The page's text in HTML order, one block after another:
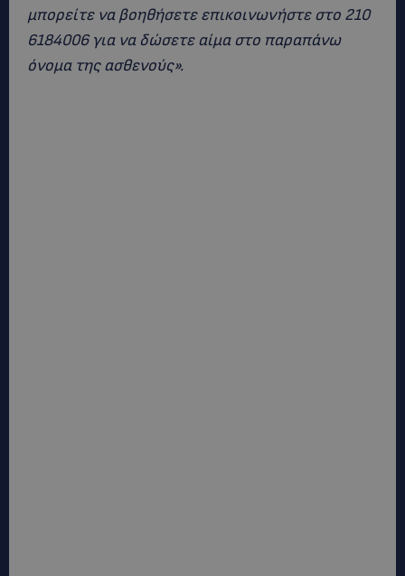
μπορείτε να βοηθήσετε επικοινωνήστε στο 210
6184006 για να δώσετε αίμα στο παραπάνω
όνομα της ασθενούς».